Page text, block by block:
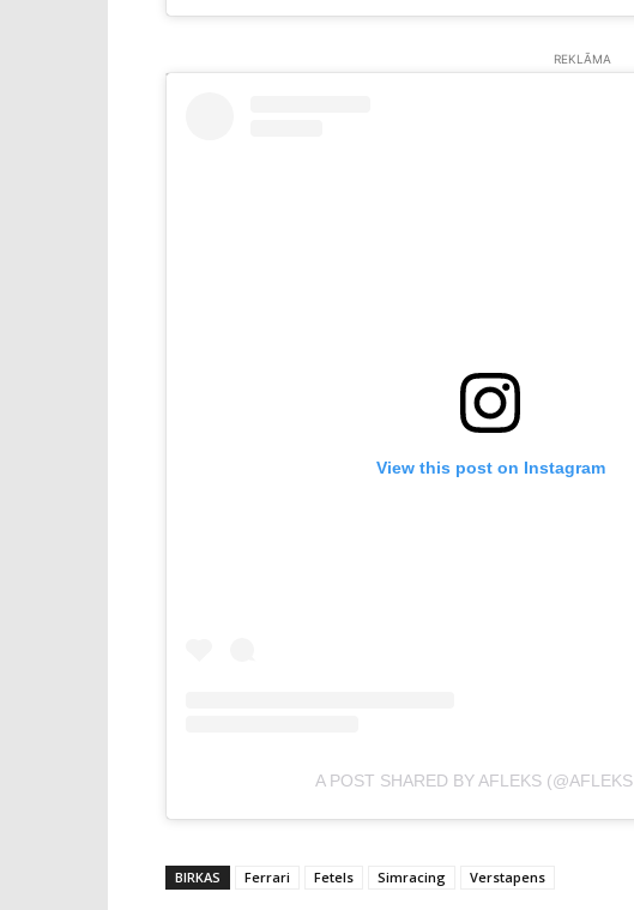
REKLĀMA
View this post on Instagram
A POST SHARED BY AFLEKS
BIRKAS Ferrari Fetels Simracing Verstapens